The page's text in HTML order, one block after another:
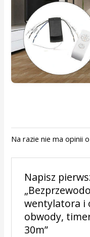
Na razie nie ma opinii
Napisz
wentylatora i
obwody,
30m”